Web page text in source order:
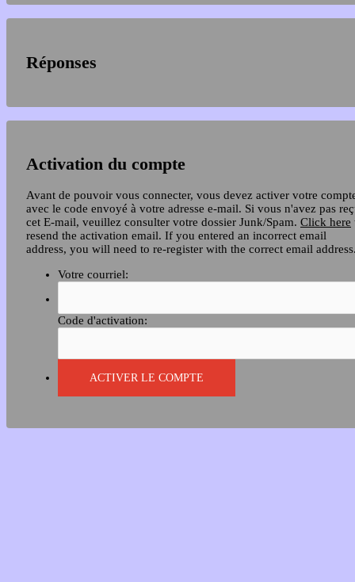
Réponses
Activation du compte
Avant de pouvoir vous connecter, vous devez activer votre
avec le code envoyé à votre adresse e-mail. Si vous n'avez pas
cet E-mail, veuillez consulter votre dossier Junk/Spam. Click here
resend the activation email. If you entered an incorrect email
address, you will need to re-register with the correct email
Votre courriel:
Code d'activation: